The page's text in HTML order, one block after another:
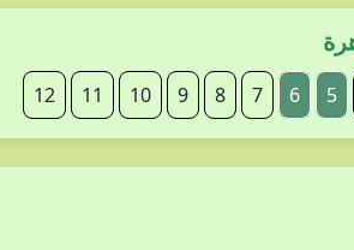
5
6
7
8
9
10
11
12